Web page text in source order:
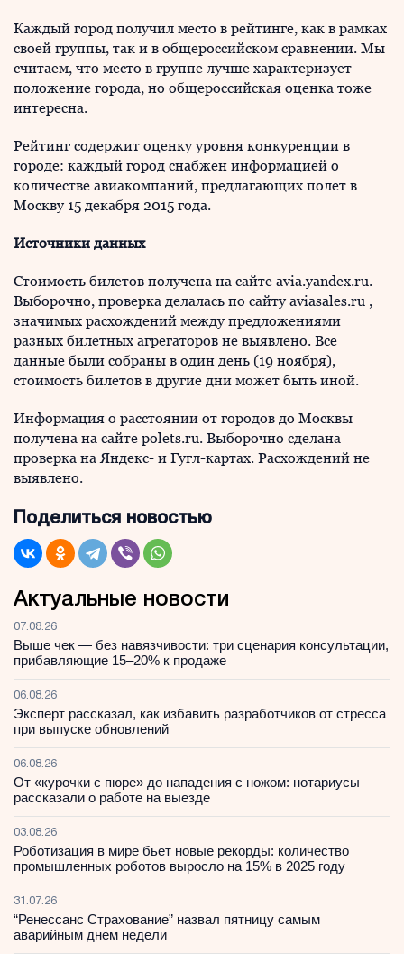
Каждый город получил место в рейтинге, как в рамках
своей группы, так и в общероссийском сравнении. Мы
считаем, что место в группе лучше характеризует
положение города, но общероссийская оценка тоже
интересна.
Рейтинг содержит оценку уровня конкуренции в
городе: каждый город снабжен информацией о
количестве авиакомпаний, предлагающих полет в
Москву 15 декабря 2015 года.
Источники данных
Стоимость билетов получена на сайте avia.yandex.ru.
Выборочно, проверка делалась по сайту aviasales.ru ,
значимых расхождений между предложениями
разных билетных агрегаторов не выявлено. Все
данные были собраны в один день (19 ноября),
стоимость билетов в другие дни может быть иной.
Информация о расстоянии от городов до Москвы
получена на сайте polets.ru. Выборочно сделана
проверка на Яндекс- и Гугл-картах. Расхождений не
выявлено.
Поделиться новостью
Актуальные новости
07.08.26
Выше чек — без навязчивости: три сценария консультации,
прибавляющие 15–20% к продаже
06.08.26
Эксперт рассказал, как избавить разработчиков от стресса
при выпуске обновлений
06.08.26
От «курочки с пюре» до нападения с ножом: нотариусы
рассказали о работе на выезде
03.08.26
Роботизация в мире бьет новые рекорды: количество
промышленных роботов выросло на 15% в 2025 году
31.07.26
“Ренессанс Страхование” назвал пятницу самым
аварийным днем недели